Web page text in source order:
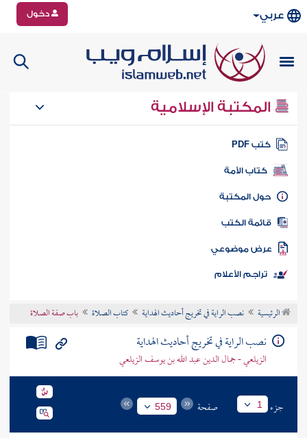
عربي دخول
المكتبة الإسلامية
كتب PDF
كتاب الأمة
المكتبة
الكتب
موضوعي
تراجم الأعلام
الرئيسية نصب الراية في تخريج أحاديث الهداية كتاب الصلاة باب صفة الصلاة
نصب الراية في تخريج أحاديث الهداية
الزيلعي - جمال الدين عبد الله بن يوسف الزيلعي
جزء 1 صفحة 559